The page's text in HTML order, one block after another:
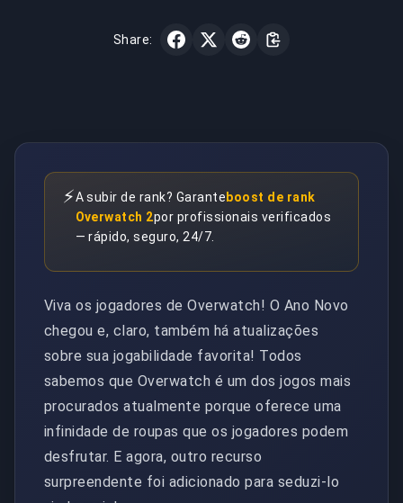
Share:
⚡A subir de rank? Garanteboost de rank
Overwatch 2por profissionais verificados
— rápido, seguro, 24/7.
Viva os jogadores de Overwatch! O Ano Novo
chegou e, claro, também há atualizações
sobre sua jogabilidade favorita! Todos
sabemos que Overwatch é um dos jogos mais
procurados atualmente porque oferece uma
infinidade de roupas que os jogadores podem
desfrutar. E agora, outro recurso
surpreendente foi adicionado para seduzi-lo